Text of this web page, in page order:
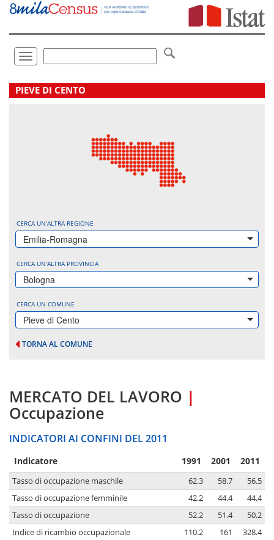
Vai
direttamente
Toggle
navigation
.
PIEVE DI CENTO
CERCA UN'ALTRA REGIONE
Emilia-Romagna
CERCA UN'ALTRA PROVINCIA
Bologna
CERCA UN COMUNE
Pieve di Cento
TORNA AL COMUNE
MERCATO DEL LAVORO |
Occupazione
INDICATORI AI CONFINI DEL 2011
Indicatore 1991 2001 2011
Tasso di occupazione maschile 62.3 58.7
56.5
Tasso di occupazione femminile
42.2 44.4
44.4
Tasso di occupazione
52.2 51.4
50.2
Indice di ricambio occupazionale
110.2 161
328.4